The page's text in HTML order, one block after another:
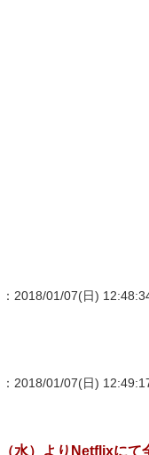
：2018/01/07(日)
：2018/01/07(日)
水）よりNetflixにて